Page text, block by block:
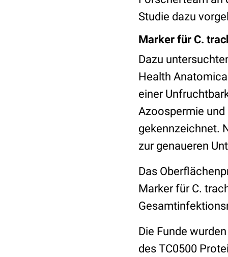
Studie dazu
Marker für C.
Dazu
Health
einer
Azoospermie und
gekennzeichnet.
zur genaueren
Das
Marker für C.
Die Funde
des TC0500